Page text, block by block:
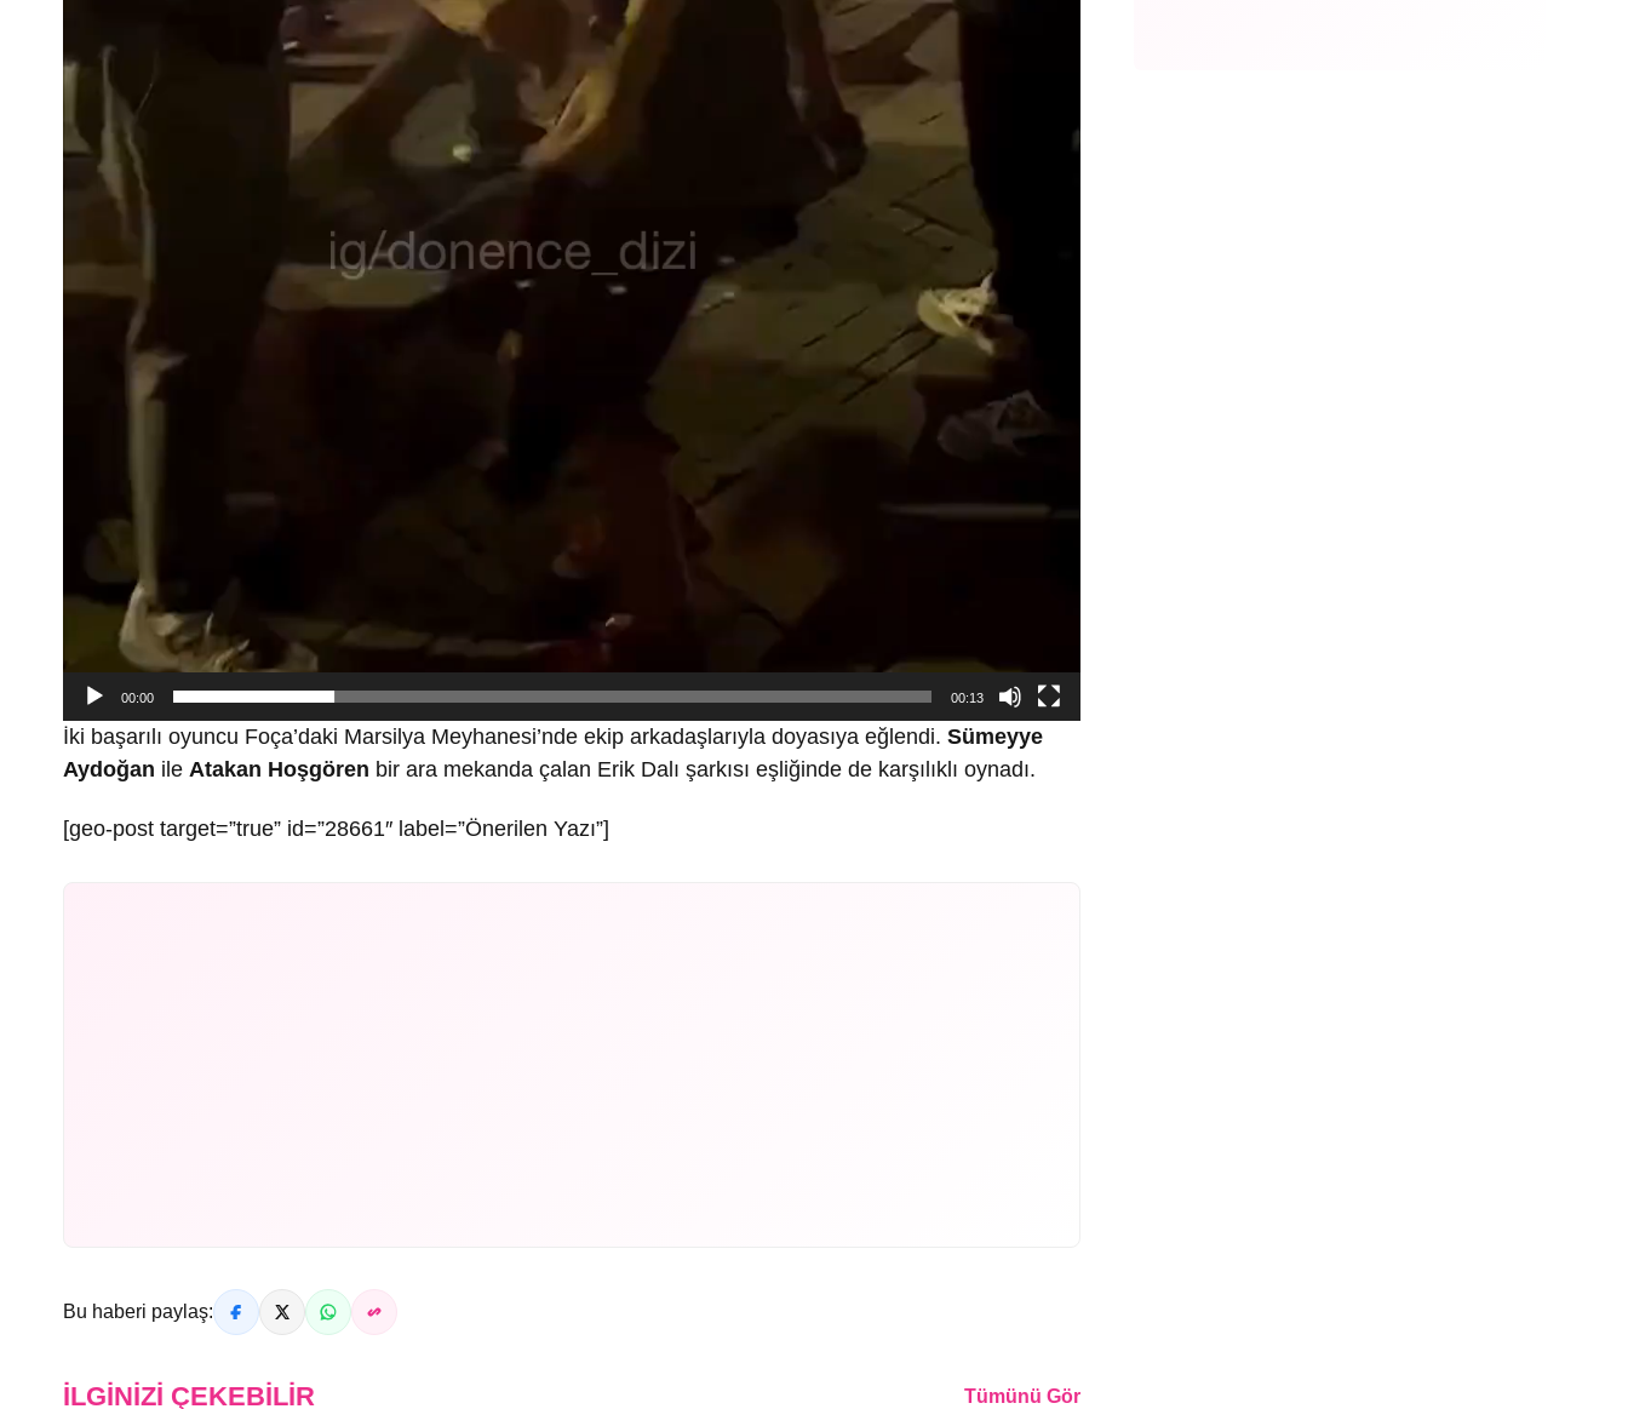
00:00 00:13
İki başarılı oyuncu Foça’daki Marsilya Meyhanesi’nde ekip arkadaşlarıyla doyasıya eğlendi. Sümeyye
Aydoğan ile Atakan Hoşgören bir ara mekanda çalan Erik Dalı şarkısı eşliğinde de karşılıklı oynadı.
[geo-post target=”true” id=”28661″ label=”Önerilen Yazı”]
Bu haberi paylaş:
İLGINIZI ÇEKEBILIR Tümünü Gör